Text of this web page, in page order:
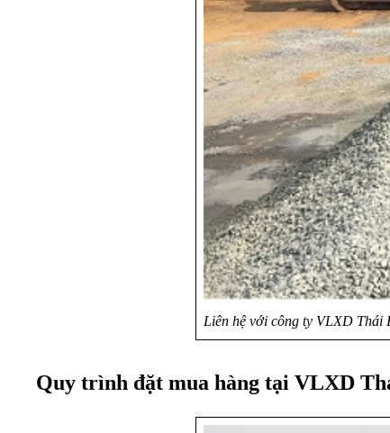
Liên hệ với công ty VLXD Thái
Quy trình đặt mua hàng tại VLXD